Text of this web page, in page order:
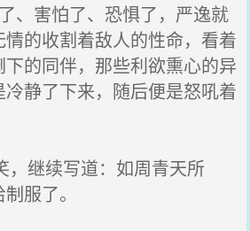
、害怕了、恐惧了，严逸就
的收割着敌人的性命，看着
的同伴，那些利欲熏心的异
静了下来，随后便是怒吼着
继续写道：如周青天所
服了。